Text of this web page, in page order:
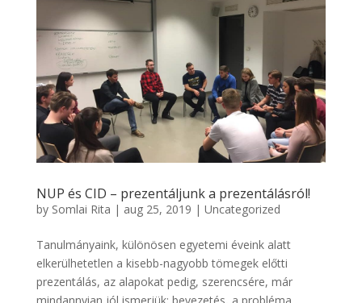
NUP és CID – prezentáljunk a prezentálásról!
by Somlai Rita | aug 25, 2019 | Uncategorized
Tanulmányaink, különösen egyetemi éveink alatt
elkerülhetetlen a kisebb-nagyobb tömegek előtti
prezentálás, az alapokat pedig, szerencsére, már